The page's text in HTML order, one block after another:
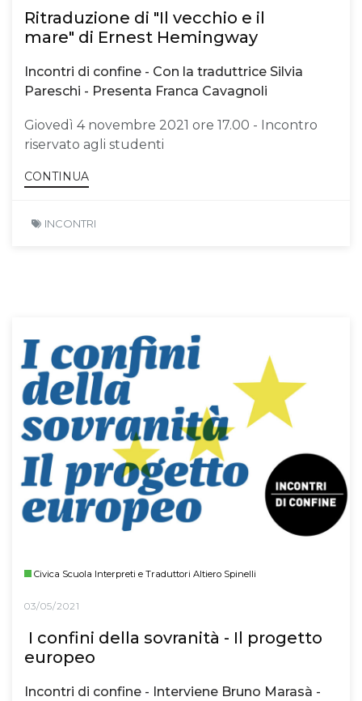
Ritraduzione di "Il vecchio e il
mare" di Ernest Hemingway
Incontri di confine - Con la traduttrice Silvia
Pareschi - Presenta Franca Cavagnoli
Giovedì 4 novembre 2021 ore 17.00 - Incontro
riservato agli studenti
CONTINUA
INCONTRI
Civica Scuola Interpreti e Traduttori Altiero Spinelli
03/05/2021
I confini della sovranità - Il progetto
europeo
Incontri di confine - Interviene Bruno Marasà -